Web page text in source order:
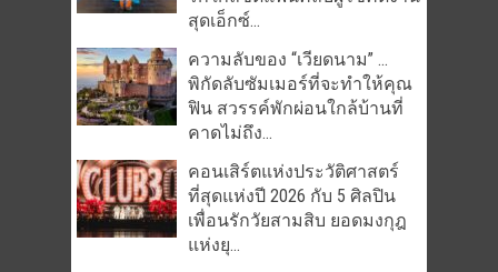
สุดเอ็กซ์...
ความลับของ “เวียดนาม” …
พิกัดลับซัมเมอร์ที่จะทำให้คุณ
ฟิน สวรรค์พักผ่อนใกล้บ้านที่
คาดไม่ถึง...
คอนเสิร์ตแห่งประวัติศาสตร์
ที่สุดแห่งปี 2026 กับ 5 ศิลปิน
เพื่อนรักวัยสามสิบ ยอดมงกุฎ
แห่งยุ...